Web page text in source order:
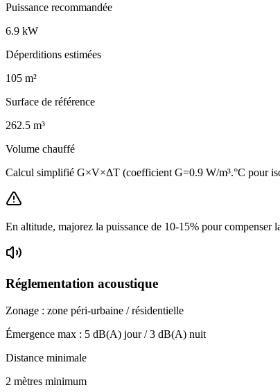
Puissance recommandée
6.9 kW
Déperditions estimées
105 m²
Surface de référence
262.5 m³
Volume chauffé
Calcul simplifié G×V×ΔT (coefficient G=0.9 W/m³.°C pour
En altitude, majorez la puissance de 10-15% pour compenser
Réglementation acoustique
Zonage : zone péri-urbaine / résidentielle
Émergence max : 5 dB(A) jour /3 dB(A) nuit
Distance minimale
2 mètres minimum